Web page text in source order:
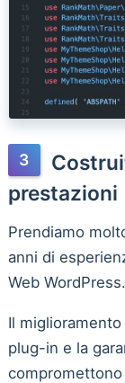
prestazioni
Prendiamo
anni di
Web WordPress.
Il
plug-in e la